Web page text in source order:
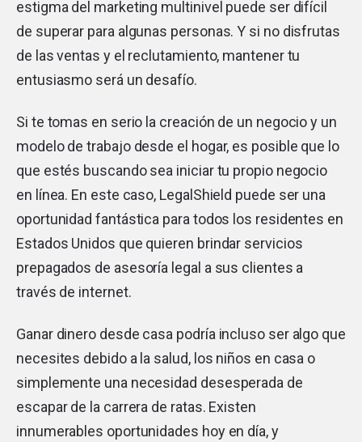
estigma del marketing multinivel puede ser difícil
de superar para algunas personas. Y si no disfrutas
de las ventas y el reclutamiento, mantener tu
entusiasmo será un desafío.
Si te tomas en serio la creación de un negocio y un
modelo de trabajo desde el hogar, es posible que lo
que estés buscando sea iniciar tu propio negocio
en línea. En este caso, LegalShield puede ser una
oportunidad fantástica para todos los residentes en
Estados Unidos que quieren brindar servicios
prepagados de asesoría legal a sus clientes a
través de internet.
Ganar dinero desde casa podría incluso ser algo que
necesites debido a la salud, los niños en casa o
simplemente una necesidad desesperada de
escapar de la carrera de ratas. Existen
innumerables oportunidades hoy en día, y